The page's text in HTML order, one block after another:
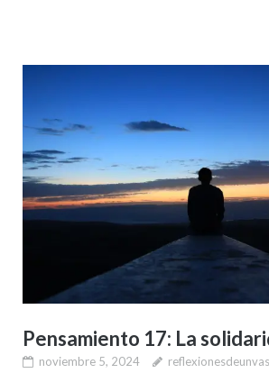
Pensamiento 17: La
noviembre 5, 2024